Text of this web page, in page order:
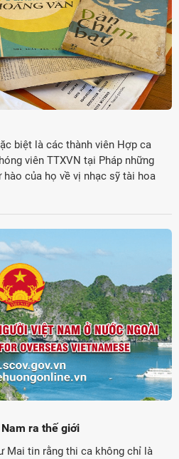
biệt là các thành viên Hợp ca
viên TTXVN tại Pháp những
của họ về vị nhạc sỹ tài hoa
ra thế giới
Mai tin rằng thi ca không chỉ là